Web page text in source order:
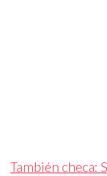
También checa: